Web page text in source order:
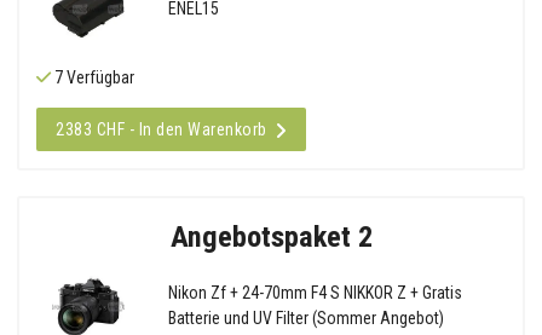
ENEL15
7 Verfügbar
2383 CHF - In den Warenkorb
Angebotspaket 2
Nikon Zf + 24-70mm F4 S NIKKOR Z + Gratis
Batterie und UV Filter (Sommer Angebot)